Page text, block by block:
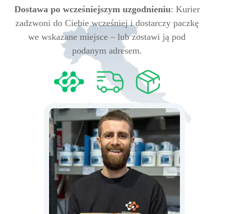
Dostawa po wcześniejszym uzgodnieniu: Kurier
zadzwoni do Ciebie wcześniej i dostarczy paczkę
we wskazane miejsce – lub zostawi ją pod
podanym adresem.